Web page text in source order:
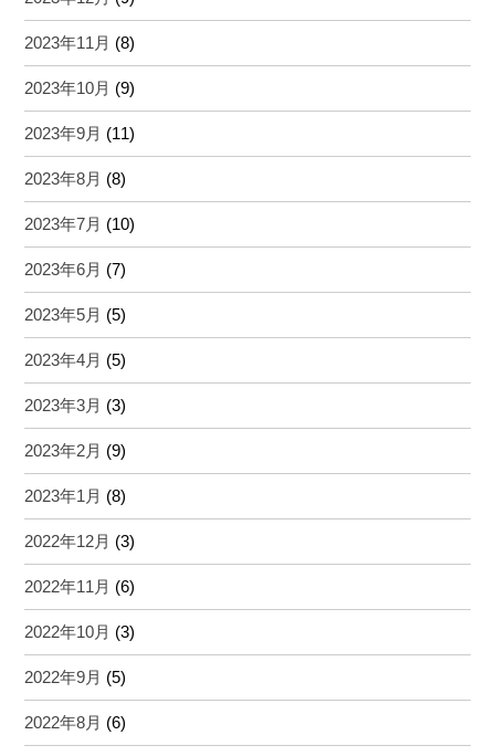
2023年11月 (8)
2023年10月 (9)
2023年9月 (11)
2023年8月 (8)
2023年7月 (10)
2023年6月 (7)
2023年5月 (5)
2023年4月 (5)
2023年3月 (3)
2023年2月 (9)
2023年1月 (8)
2022年12月 (3)
2022年11月 (6)
2022年10月 (3)
2022年9月 (5)
2022年8月 (6)